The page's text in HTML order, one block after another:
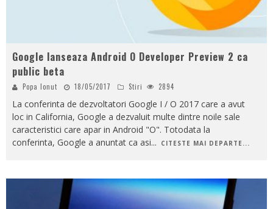
Google lanseaza Android O Developer Preview 2 ca
public beta
Popa Ionut 18/05/2017 Stiri 2894
La conferinta de dezvoltatori Google I / O 2017 care a avut
loc in California, Google a dezvaluit multe dintre noile sale
caracteristici care apar in Android "O". Totodata la
conferinta, Google a anuntat ca asi... CITESTE MAI DEPARTE...